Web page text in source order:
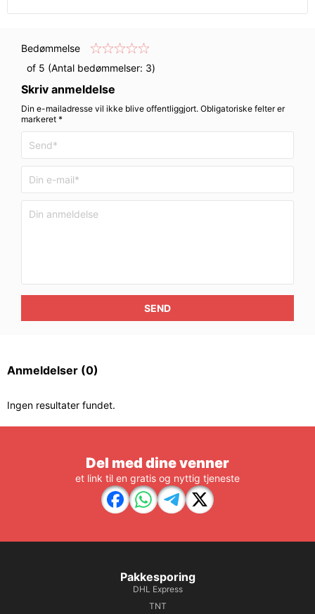
Bedømmelse
of 5 (Antal bedømmelser: 3)
Skriv anmeldelse
Din e-mailadresse vil ikke blive offentliggjort. Obligatoriske felter er
markeret *
SEND
Anmeldelser (0)
Ingen resultater fundet.
Del med dine venner
et link til en gratis og nyttig tjeneste
Pakkesporing
DHL Express
TNT